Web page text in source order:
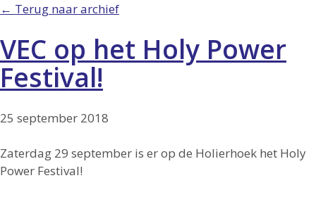
← Terug naar archief
VEC op het Holy Power
Festival!
25 september 2018
Zaterdag 29 september is er op de Holierhoek het Holy
Power Festival!